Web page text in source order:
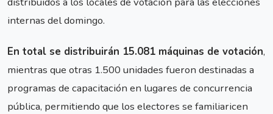
internas del domingo.
En total se distribuirán 15.081 máquinas de votación,
mientras que otras 1.500 unidades fueron destinadas a
programas de capacitación en lugares de concurrencia
pública, permitiendo que los electores se familiaricen